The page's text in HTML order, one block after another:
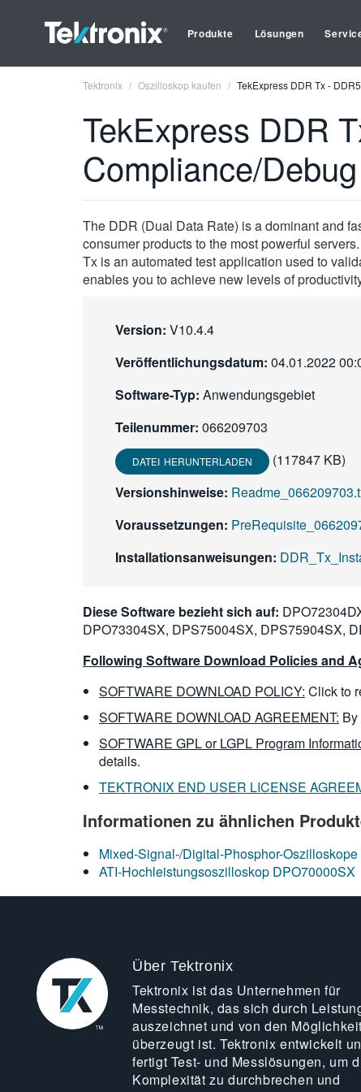
Produkte Lösungen
Tektronix Oszilloskop kaufen TekExpress DDR Tx -
TekExpress DDR
Compliance/
The DDR (Dual Data Rate) is a dominant and
consumer products to the most powerful
Tx is an automated test application used to
enables you to achieve new levels of
Version: V10.4.4
Veröffentlichungsdatum: 04.01.2022
Software-Typ: Anwendungsgebiet
Teilenummer: 066209703
DATEI HERUNTERLADEN
(117847 KB)
Versionshinweise:
Voraussetzungen:
Installationsanweisungen:
Diese Software bezieht sich auf:
DPO73304SX, DPS75004SX, DPS75904SX,
Following Software Download Policies and
SOFTWARE DOWNLOAD POLICY: Click to
SOFTWARE DOWNLOAD AGREEMENT:
SOFTWARE GPL or LGPL Program
details.
TEKTRONIX END USER LICENSE
Informationen zu ähnlichen
Mixed-Signal-/Digital-Phosphor-
ATI-Hochleistungsoszilloskop DPO70000SX
Über Tektronix
Tektronix ist das Unternehmen für
Messtechnik, das sich durch
auszeichnet und von den
überzeugt ist. Tektronix entwickelt
fertigt Test- und Messlösungen, um
Komplexität zu durchbrechen und